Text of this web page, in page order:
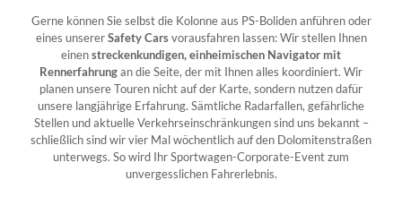
Gerne können Sie selbst die Kolonne aus PS-Boliden anführen oder
eines unsererSafety Carsvorausfahren lassen: Wir stellen Ihnen
einenstreckenkundigen, einheimischen Navigator mit
Rennerfahrungan die Seite, der mit Ihnen alles koordiniert. Wir
planen unsere Touren nicht auf der Karte, sondern nutzen dafür
unsere langjährige Erfahrung. Sämtliche Radarfallen, gefährliche
Stellen und aktuelle Verkehrseinschränkungen sind uns bekannt –
schließlich sind wir vier Mal wöchentlich auf den Dolomitenstraßen
unterwegs. So wird Ihr Sportwagen-Corporate-Event zum
unvergesslichen Fahrerlebnis.